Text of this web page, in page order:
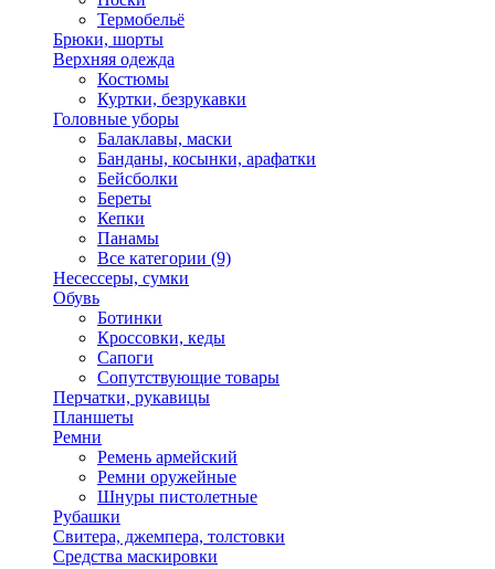
Термобельё
Брюки, шорты
Верхняя одежда
Костюмы
Куртки, безрукавки
Головные уборы
Балаклавы, маски
Банданы, косынки, арафатки
Бейсболки
Береты
Кепки
Панамы
Все категории (9)
Несессеры, сумки
Обувь
Ботинки
Кроссовки, кеды
Сапоги
Сопутствующие товары
Перчатки, рукавицы
Планшеты
Ремни
Ремень армейский
Ремни оружейные
Шнуры пистолетные
Рубашки
Свитера, джемпера, толстовки
Средства маскировки